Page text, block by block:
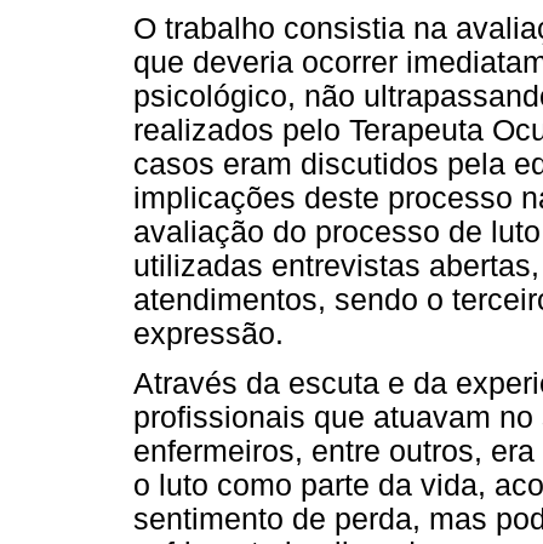
O trabalho consistia na
que deveria ocorrer
psicológico, não
realizados pelo Terapeuta
casos eram discutidos pela
implicações deste processo
avaliação do processo de
utilizadas entrevistas
atendimentos, sendo o
expressão.
Através da escuta e da
profissionais que atuavam
enfermeiros, entre outros,
o luto como parte da vida,
sentimento de perda, mas